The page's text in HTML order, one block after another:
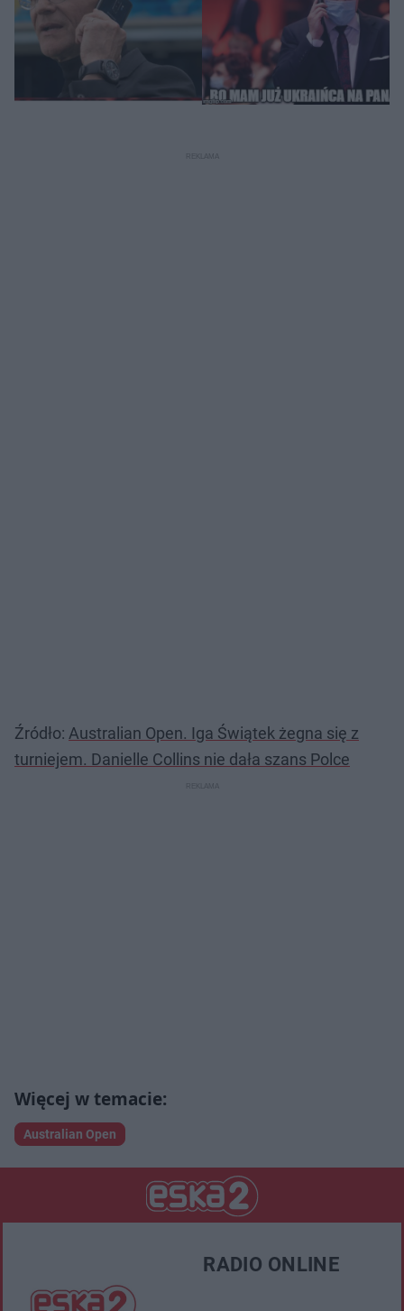
Źródło: Australian Open. Iga Świątek żegna się z
turniejem. Danielle Collins nie dała szans Polce
Australian Open
RADIO ONLINE